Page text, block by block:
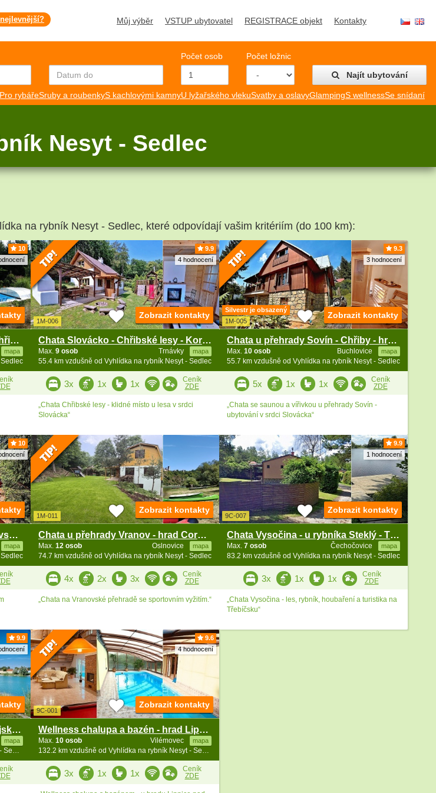
Můj výběr VSTUP ubytovatel REGISTRACE objekt Kontakty
Počet osob
Počet ložnic
Najít ubytování
Pro rybářeSruby a roubenkyS kachlovými kamnyU lyžařského vlekuSvatby a oslavyGlampingS wellnessSe snídaní
Nesyt - Sedlec
na rybník Nesyt - Sedlec, které odpovídají vašim kritériím (do 100 km):
10
Chalupa s bazénem - Buchlov - Chřibské vrchy
mapa
9.9
4 hodnocení
1M-006
Chata Slovácko - Chřibské lesy - Koryčany
Trnávky mapa
Max. 9 osob
55.4 km vzdušně od Vyhlídka na rybník Nesyt - Sedlec
Zobrazit kontakty
3x 1x 1x
Ceník
ZDE
„Chata Chřibské lesy - klidné místo u lesa v srdci
Slovácka“
9.3
3 hodnocení
Silvestr je obsazený
1M-005
Chata u přehrady Sovín - Chřiby - hrad Buchlov
Buchlovice mapa
Max. 10 osob
55.7 km vzdušně od Vyhlídka na rybník Nesyt - Sedlec
Zobrazit kontakty
5x 1x 1x
Ceník
ZDE
„Chata se saunou a vířivkou u přehrady Sovín -
ubytování v srdci Slovácka“
10
Srubová chata a wellness - Vranovská přehrada
mapa
1M-011
Chata u přehrady Vranov - hrad Cornštejn a Bítov
Oslnovice mapa
Max. 12 osob
74.7 km vzdušně od Vyhlídka na rybník Nesyt - Sedlec
Zobrazit kontakty
4x 2x 3x
Ceník
ZDE
„Chata na Vranovské přehradě se sportovním vyžitím.“
9.9
1 hodnocení
9C-007
Chata Vysočina - u rybníka Steklý - Třebíč
Čechočovice mapa
Max. 7 osob
83.2 km vzdušně od Vyhlídka na rybník Nesyt - Sedlec
Zobrazit kontakty
3x 1x 1x
Ceník
ZDE
„Chata Vysočina - les, rybník, houbaření a turistika na
Třebíčsku“
9.9
Dům u jezera - Thermalpark Dunajská Streda
mapa
111.6 km vzdušně od Vyhlídka na rybník Nesyt - Sedlec
9.6
4 hodnocení
9C-001
Wellness chalupa a bazén - hrad Lipnice nad Sázavou
Vilémovec mapa
Max. 10 osob
132.2 km vzdušně od Vyhlídka na rybník Nesyt - Sedlec
Zobrazit kontakty
3x 1x 1x
Ceník
ZDE